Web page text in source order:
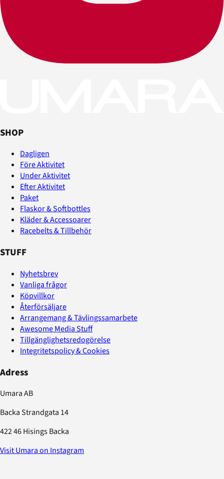
SHOP
Dagligen
Före Aktivitet
Under Aktivitet
Efter Aktivitet
Paket
Flaskor & Softbottles
Kläder & Accessoarer
Racebelts & Tillbehör
STUFF
Nyhetsbrev
Vanliga frågor
Köpvillkor
Återförsäljare
Arrangemang & Tävlingssamarbete
Awesome Media Stuff
Tillgänglighetsredogörelse
Integritetspolicy & Cookies
Adress
Umara AB
Backa Strandgata 14
422 46 Hisings Backa
Visit Umara on Instagram